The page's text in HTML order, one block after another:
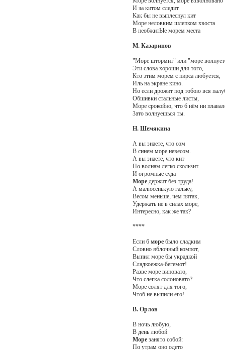
И за китом следит
Как бы не выплеснул кит
Море неловким шлепком хвоста
В необжитЫе морем места
М. Казаринов
"Море штормит" или "море
Эти слова хороши для того,
Кто этим морем с пирса любуется,
Иль на экране кино.
Но если дрожит под тобою вся
Обшивки стальные листы,
Море срокойно, что б нём ни
Зато волнуешься ты.
Н. Шемякина
А вы знаете, что сом
В синем море невесом.
А вы знаете, что кит
По волнам легко скользит.
И огромные суда
Моредержит без труда!
А малюсенькую гальку,
Весом меньше, чем пятак,
Удержать не в силах море,
Интересно, как же так?
****
Если б моребыло сладким
Словно яблочный компот,
Выпил море бы украдкой
Сладкоежка-бегемот!
Разве море виновато,
Что слегка солоновато?
Море солят для того,
Чтоб не выпили его!
В. Орлов
В ночь любую,
В день любой
Морезанято собой:
По утрам оно одето